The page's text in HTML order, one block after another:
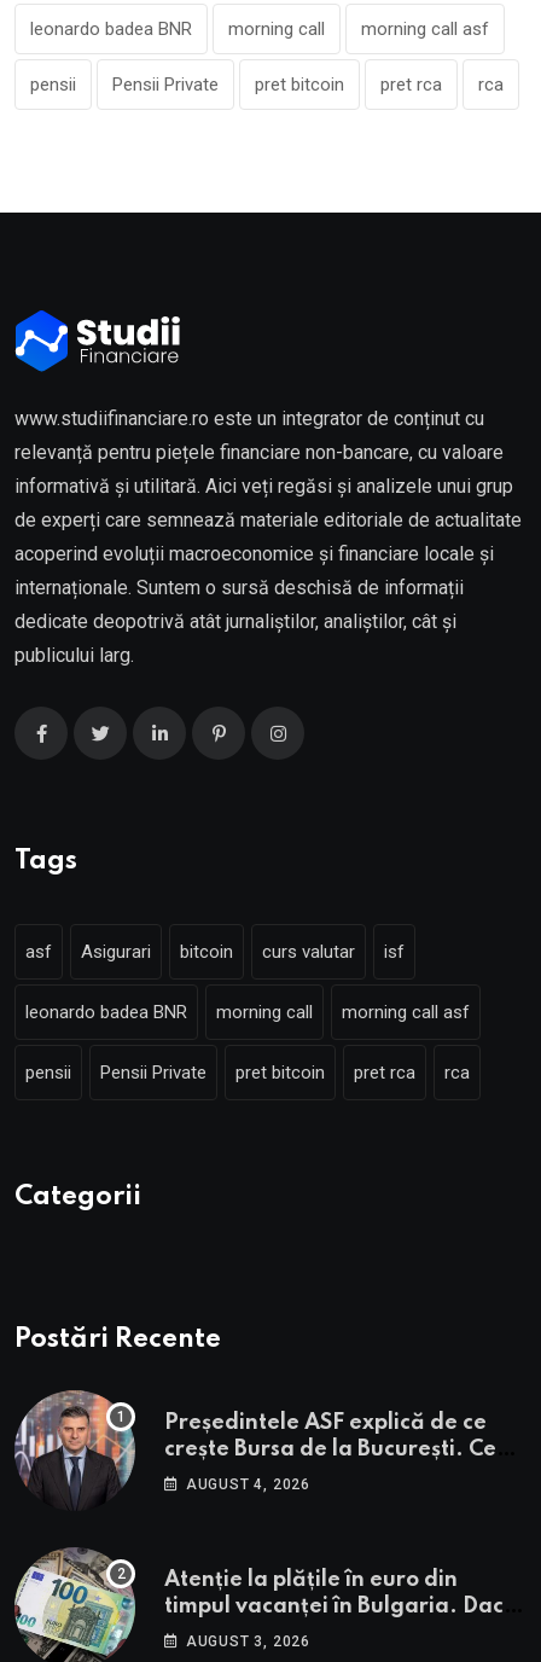
leonardo badea BNR morning call morning call asf
pensii Pensii Private pret bitcoin pret rca rca
www.studiifinanciare.ro este un integrator de conținut cu
relevanță pentru piețele financiare non-bancare, cu valoare
informativă și utilitară. Aici veți regăsi și analizele unui grup
de experți care semnează materiale editoriale de actualitate
acoperind evoluții macroeconomice și financiare locale și
internaționale. Suntem o sursă deschisă de informații
dedicate deopotrivă atât jurnaliștilor, analiștilor, cât și
publicului larg.
Tags
asf Asigurari bitcoin curs valutar isf
leonardo badea BNR morning call morning call asf
pensii Pensii Private pret bitcoin pret rca rca
Categorii
Postări Recente
Președintele ASF explică de ce
crește Bursa de la București. Ce
urmează pentru BVB potrivit lui
AUGUST 4, 2026
Atenție la plățile în euro din
timpul vacanței în Bulgaria. Dacă
în România cele mai falsificate
AUGUST 3, 2026